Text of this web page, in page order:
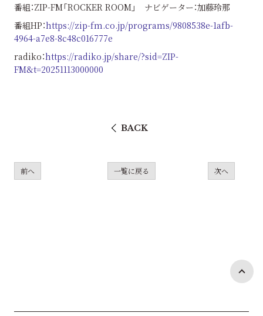
番組：ZIP-FM「ROCKER ROOM」 ナビゲーター：加藤玲那
番組HP：https://zip-fm.co.jp/programs/9808538e-1afb-
4964-a7e8-8c48c016777e
radiko：https://radiko.jp/share/?sid=ZIP-
FM&t=20251113000000
BACK
前へ 一覧に戻る 次へ